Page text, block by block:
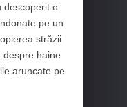
descoperit o
pe un
străzii
despre haine
aruncate pe